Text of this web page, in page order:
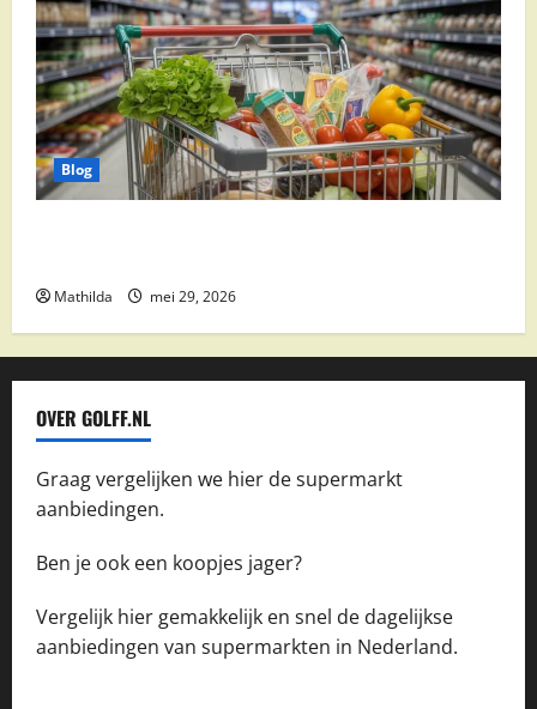
Blog
Mathilda mei 29, 2026
OVER GOLFF.NL
Graag vergelijken we hier de supermarkt
aanbiedingen.
Ben je ook een koopjes jager?
Vergelijk hier gemakkelijk en snel de dagelijkse
aanbiedingen van supermarkten in Nederland.